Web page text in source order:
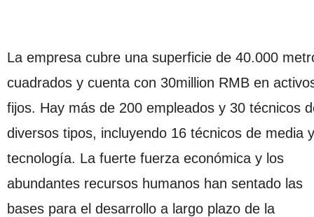
La empresa cubre una superficie de 40.000
cuadrados y cuenta con 30million RMB en
fijos. Hay más de 200 empleados y 30 técnicos
diversos tipos, incluyendo 16 técnicos de media
tecnología. La fuerte fuerza económica y los
abundantes recursos humanos han sentado las
bases para el desarrollo a largo plazo de la